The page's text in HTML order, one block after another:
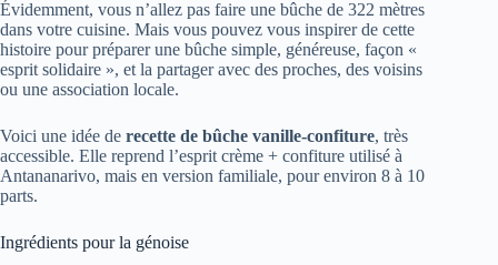
Évidemment, vous n’allez pas faire une bûche de 322 mètres
dans votre cuisine. Mais vous pouvez vous inspirer de cette
histoire pour préparer une bûche simple, généreuse, façon «
esprit solidaire », et la partager avec des proches, des voisins
ou une association locale.
Voici une idée de recette de bûche vanille-confiture, très
accessible. Elle reprend l’esprit crème + confiture utilisé à
Antananarivo, mais en version familiale, pour environ 8 à 10
parts.
Ingrédients pour la génoise